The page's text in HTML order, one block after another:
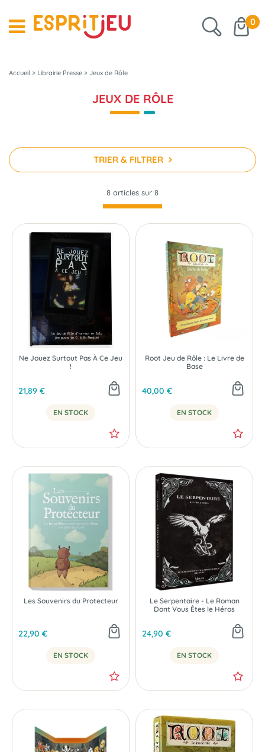
0
Accueil > Librairie Presse > Jeux de Rôle
JEUX DE RÔLE
TRIER & FILTRER
8 articles sur 8
Ne Jouez Surtout Pas À Ce Jeu
!
21,89 €
EN STOCK
Root Jeu de Rôle : Le Livre de
Base
40,00 €
EN STOCK
Les Souvenirs du Protecteur
22,90 €
EN STOCK
Le Serpentaire - Le Roman
Dont Vous Êtes le Héros
24,90 €
EN STOCK